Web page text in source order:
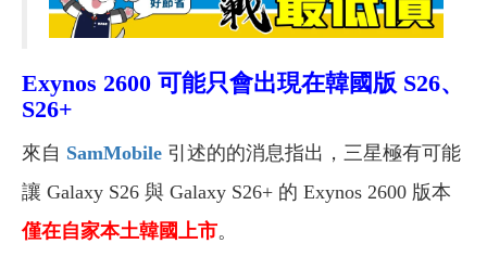
Exynos 2600 可能只會出現在韓國版 S26、
S26+
來自 SamMobile 引述的的消息指出，三星極有可能
讓 Galaxy S26 與 Galaxy S26+ 的 Exynos 2600 版本
僅在自家本土韓國上市。